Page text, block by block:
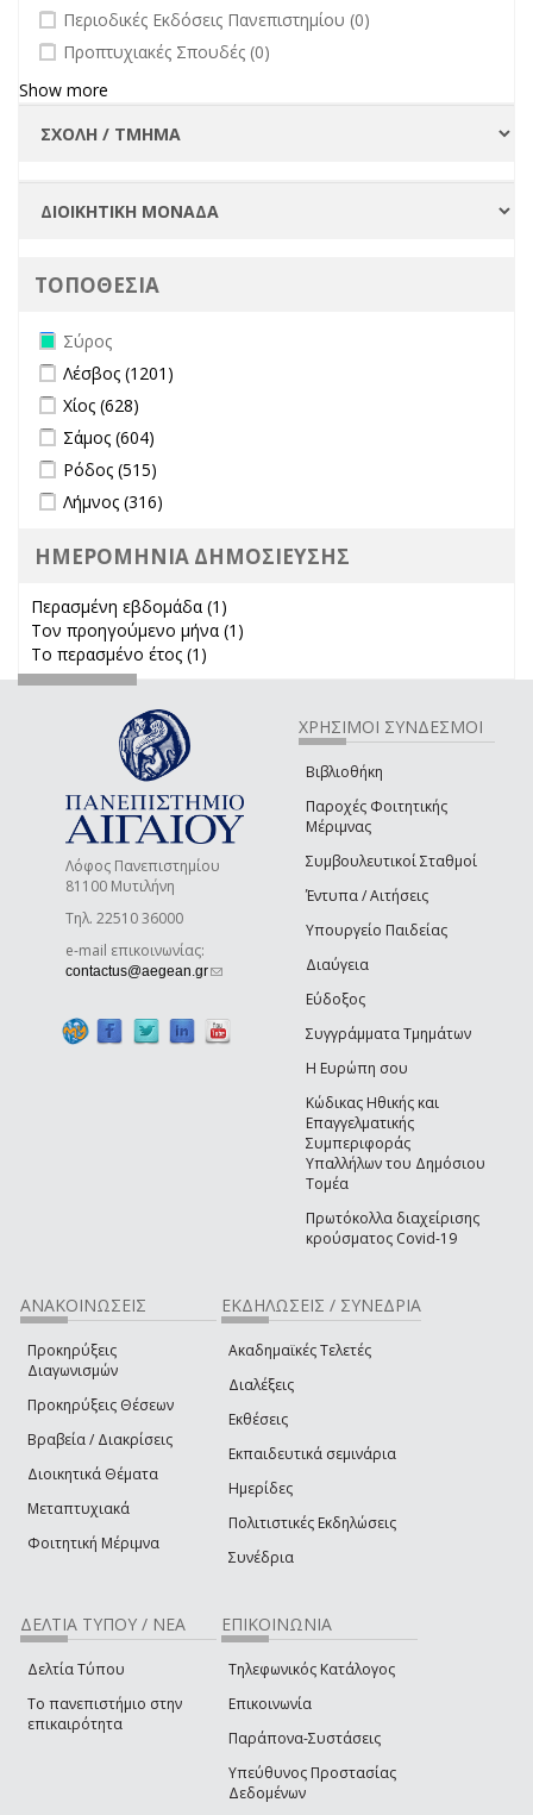
undefined
Περιοδικές Εκδόσεις Πανεπιστημίου (0)
undefined
Προπτυχιακές Σπουδές (0)
Show more
ΤΟΠΟΘΕΣΙΑ
Remove Σύρος filter
Σύρος
Apply Λέσβος filter
Λέσβος (1201)
Apply Χίος filter
Χίος (628)
Apply Σάμος filter
Σάμος (604)
Apply Ρόδος filter
Ρόδος (515)
Apply Λήμνος filter
Λήμνος (316)
ΗΜΕΡΟΜΗΝΙΑ ΔΗΜΟΣΙΕΥΣΗΣ
Περασμένη εβδομάδα (1)
Τον προηγούμενο μήνα (1)
Το περασμένο έτος (1)
Λόφος Πανεπιστημίου
81100 Μυτιλήνη
Τηλ. 22510 36000
e-mail επικοινωνίας:
contactus@aegean.gr(link sends e-mail)
ΧΡΗΣΙΜΟΙ ΣΥΝΔΕΣΜΟΙ
Βιβλιοθήκη
Παροχές Φοιτητικής
Μέριμνας
Συμβουλευτικοί Σταθμοί
Έντυπα / Αιτήσεις
Υπουργείο Παιδείας
Διαύγεια
Εύδοξος
Συγγράμματα Τμημάτων
Η Ευρώπη σου
Κώδικας Ηθικής και
Επαγγελματικής
Συμπεριφοράς
Υπαλλήλων του Δημόσιου
Τομέα
Πρωτόκολλα διαχείρισης
κρούσματος Covid-19
ΑΝΑΚΟΙΝΩΣΕΙΣ
Προκηρύξεις
Διαγωνισμών
Προκηρύξεις Θέσεων
Βραβεία / Διακρίσεις
Διοικητικά Θέματα
Μεταπτυχιακά
Φοιτητική Μέριμνα
ΕΚΔΗΛΩΣΕΙΣ / ΣΥΝΕΔΡΙΑ
Ακαδημαϊκές Τελετές
Διαλέξεις
Εκθέσεις
Εκπαιδευτικά σεμινάρια
Ημερίδες
Πολιτιστικές Εκδηλώσεις
Συνέδρια
ΔΕΛΤΙΑ ΤΥΠΟΥ / ΝΕΑ
Δελτία Τύπου
Το πανεπιστήμιο στην
επικαιρότητα
ΕΠΙΚΟΙΝΩΝΙΑ
Τηλεφωνικός Κατάλογος
Επικοινωνία
Παράπονα-Συστάσεις
Υπεύθυνος Προστασίας
Δεδομένων